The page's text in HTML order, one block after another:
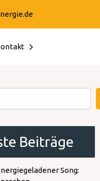
Beiträge
Song: